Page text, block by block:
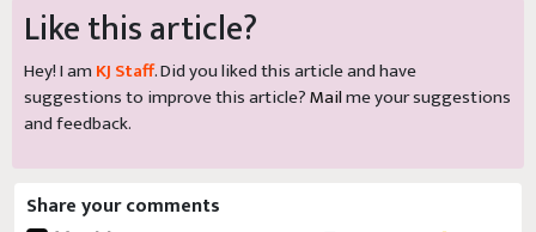
Like this article?
Hey! I am KJ Staff. Did you liked this article and have
suggestions to improve this article?Mailme your suggestions
and feedback.
Share your comments